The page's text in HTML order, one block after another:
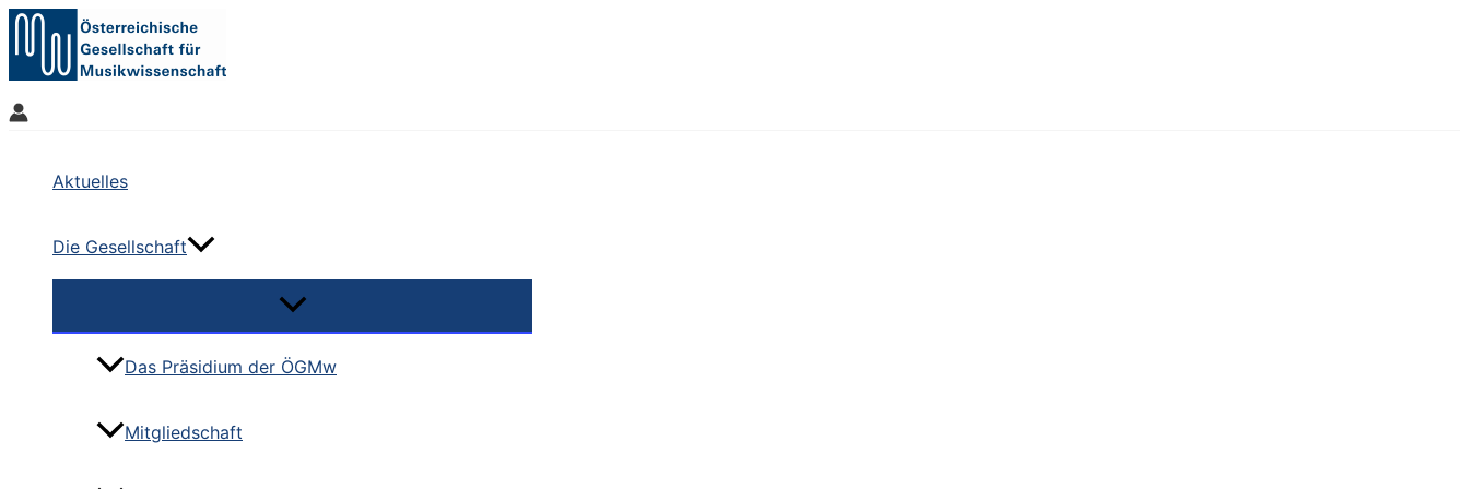
Zum
Inhalt
springen
Aktuelles
Die Gesellschaft
Das Präsidium der ÖGMw
Mitgliedschaft